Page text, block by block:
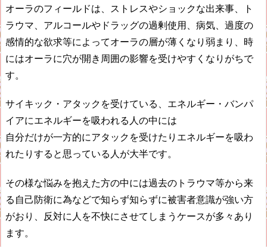
オーラのフィールドは、ストレスやショックな出来事、ト
ラウマ、アルコールやドラッグの過剰使用、病気、過度の
感情的な欲求等によってオーラの層が薄くなり弱まり、時
にはオーラに穴が開き周囲の影響を受けやすくなりがちで
す。
サイキック・アタックを受けている、エネルギー・バンパ
イアにエネルギーを吸われる人の中には
自分だけが一方的にアタックを受けたりエネルギーを吸わ
れたりすると思っている人が大半です。
その様な悩みを抱えた方の中には過去のトラウマ等から来
る自己防衛に為などで知らず知らずに被害者意識が強い方
がおり、反対に人を不快にさせてしまうケースが多々あり
ます。